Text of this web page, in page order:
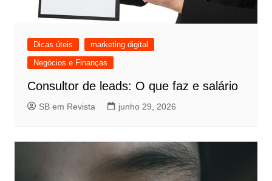
Dicas úteis
marketing digital
Negócios e Finanças
Consultor de leads: O que faz e salário
SB em Revista junho 29, 2026